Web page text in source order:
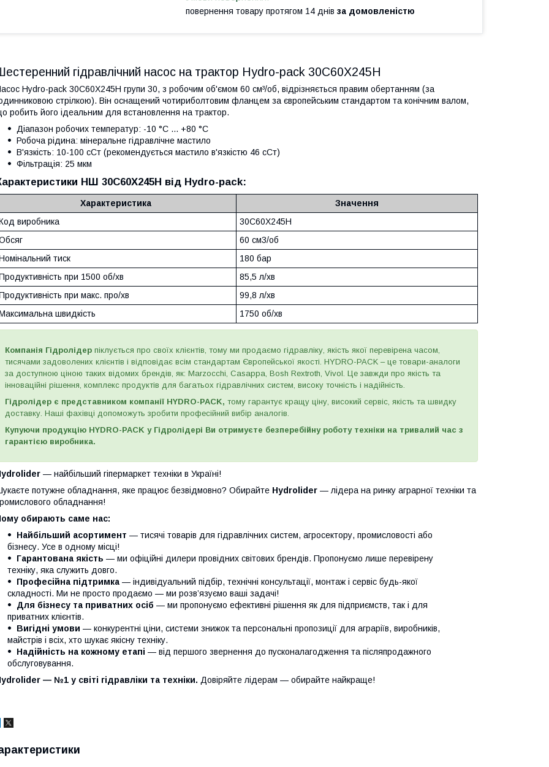
повернення товару протягом 14 днів за домовленістю
гідравлічний насос на трактор Hydro-pack 30C60X245H
Hydro-pack 30C60X245H групи 30, з робочим об'ємом 60 см³/об, відрізняється правим обертанням (за
стрілкою). Він оснащений чотириболтовим фланцем за європейським стандартом та конічним валом,
робить його ідеальним для встановлення на трактор.
Діапазон робочих температур: -10 °C ... +80 °C
Робоча рідина: мінеральне гідравлічне мастило
В'язкість: 10-100 сСт (рекомендується мастило в'язкістю 46 сСт)
Фільтрація: 25 мкм
НШ 30C60X245H від Hydro-pack:
Характеристика
Значення
виробника
30C60X245H
60 см3/об
тиск
180 бар
при 1500 об/хв
85,5 л/хв
при макс. про/хв
99,8 л/хв
швидкість
1750 об/хв
Компанія Гідролідер піклується про своїх клієнтів, тому ми продаємо гідравліку, якість якої перевірена часом,
тисячами задоволених клієнтів і відповідає всім стандартам Європейської якості. HYDRO-PACK – це товари-аналоги
за доступною ціною таких відомих брендів, як: Marzocchi, Casappa, Bosh Rextroth, Vivol. Це завжди про якість та
інноваційні рішення, комплекс продуктів для багатьох гідравлічних систем, високу точність і надійність.
Гідролідер є представником компанії HYDRO-PACK, тому гарантує кращу ціну, високий сервіс, якість та швидку
доставку. Наші фахівці допоможуть зробити професійний вибір аналогів.
Купуючи продукцію HYDRO-PACK у Гідролідері Ви отримуєте безперебійну роботу техніки на тривалий час з
гарантією виробника.
— найбільший гіпермаркет техніки в Україні!
потужне обладнання, яке працює безвідмовно? Обирайте Hydrolider — лідера на ринку аграрної техніки та
обладнання!
обирають саме нас:
Найбільший асортимент — тисячі товарів для гідравлічних систем, агросектору, промисловості або
бізнесу. Усе в одному місці!
Гарантована якість — ми офіційні дилери провідних світових брендів. Пропонуємо лише перевірену
техніку, яка служить довго.
Професійна підтримка — індивідуальний підбір, технічні консультації, монтаж і сервіс будь-якої
складності. Ми не просто продаємо — ми розв’язуємо ваші задачі!
Для бізнесу та приватних осіб — ми пропонуємо ефективні рішення як для підприємств, так і для
приватних клієнтів.
Вигідні умови — конкурентні ціни, системи знижок та персональні пропозиції для аграріїв, виробників,
майстрів і всіх, хто шукає якісну техніку.
Надійність на кожному етапі — від першого звернення до пусконалагодження та післяпродажного
обслуговування.
— №1 у світі гідравліки та техніки. Довіряйте лідерам — обирайте найкраще!